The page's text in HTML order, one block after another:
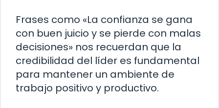
Frases como «La confianza se gana
con buen juicio y se pierde con malas
decisiones» nos recuerdan que la
credibilidad del líder es fundamental
para mantener un ambiente de
trabajo positivo y productivo.